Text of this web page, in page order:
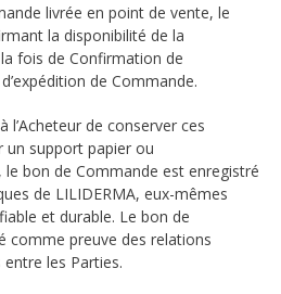
livrée en point de vente, le
la disponibilité de la
fois de Confirmation de
de Commande.
l’Acheteur de conserver ces
un support papier ou
le bon de Commande est enregistré
de LILIDERMA, eux-mêmes
et durable. Le bon de
comme preuve des relations
les Parties.